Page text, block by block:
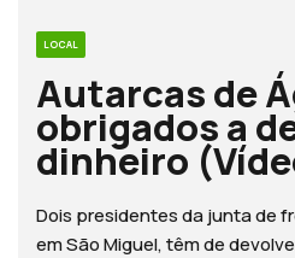
LOCAL
Autarcas de
obrigados a
dinheiro
Dois presidentes da junta de
em São Miguel, têm de